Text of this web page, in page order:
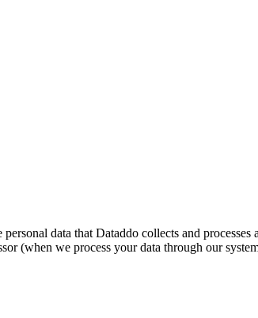
data that Dataddo collects and
(when we process your data through our